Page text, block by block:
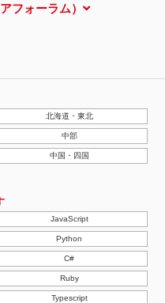
フォーラム）
北海道・東北
中部
中国・四国
JavaScript
Python
C#
Ruby
Typescript